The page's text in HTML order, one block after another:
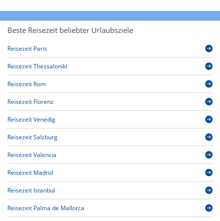
Beste Reisezeit beliebter Urlaubsziele
Reisezeit Paris
Reisezeit Thessaloniki
Reisezeit Rom
Reisezeit Florenz
Reisezeit Venedig
Reisezeit Salzburg
Reisezeit Valencia
Reisezeit Madrid
Reisezeit Istanbul
Reisezeit Palma de Mallorca